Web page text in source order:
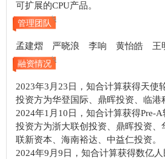
可扩展的CPU产品。
管理团队
孟建熠 严晓浪 李响 黄怡皓 王
融资情况
2023年3月23日，知合计算获得天使
投资方为华登国际、鼎晖投资、临港
2024年1月10日，知合计算获得Pre-
投资方为浙大联创投资、鼎晖投资、
联新资本、海南裕达、中益仁投资。
2024年9月9日，知合计算获得数亿